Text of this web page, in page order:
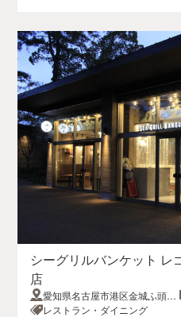
シーグリルバンケット レ
店
愛知県名古屋市港区金城ふ頭2
丁目2−1
レストラン・ダイニング